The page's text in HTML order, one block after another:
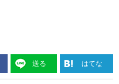
送る はてな